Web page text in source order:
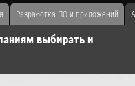
Разработка ПО и приложений
выбирать и